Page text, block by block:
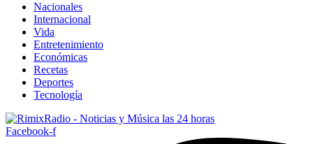
Nacionales
Internacional
Vida
Entretenimiento
Económicas
Recetas
Deportes
Tecnología
Facebook-f